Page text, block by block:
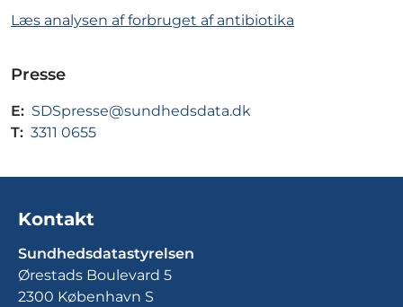
Læs analysen af forbruget af antibiotika
Presse
E: SDSpresse@sundhedsdata.dk
T: 3311 0655
Kontakt
Sundhedsdatastyrelsen
Ørestads Boulevard 5
2300 København S